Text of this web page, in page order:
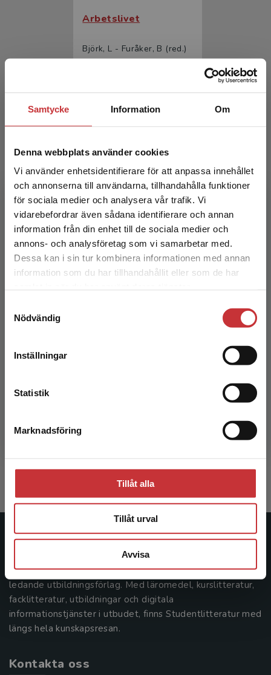
Samtycke Information Om
Denna webbplats använder cookies
Vi använder enhetsidentifierare för att anpassa innehållet
och annonserna till användarna, tillhandahålla funktioner
för sociala medier och analysera vår trafik. Vi
vidarebefordrar även sådana identifierare och annan
information från din enhet till de sociala medier och
annons- och analysföretag som vi samarbetar med.
Dessa kan i sin tur kombinera informationen med annan
information som du har tillhandahållit eller som de har
Nödvändig
Inställningar
Statistik
Marknadsföring
Tillåt alla
Tillåt urval
Avvisa
Begränsad fraktregion
Det verkar som att du besöker
studentlitteratur.se via en enhet utanför Sverige.
Vi erbjuder inte leveranser utanför Sverige. För
att kunna slutföra ett köp måste
Arbetslivet
Björk, L - Furåker, B (red.)
Framtidens arbetsliv
Palm, K - Ivarsson, L (red.)
350 krinkl. moms
Exkl. moms: 330 kr
Exkl. moms: 205 kr
Studentlitteratur
Studentlitteratur grundades 1963 och är idag Sveriges
ledande utbildningsförlag. Med läromedel, kurslitteratur,
facklitteratur, utbildningar och digitala
informationstjänster i utbudet, finns Studentlitteratur med
längs hela kunskapsresan.
Kontakta oss